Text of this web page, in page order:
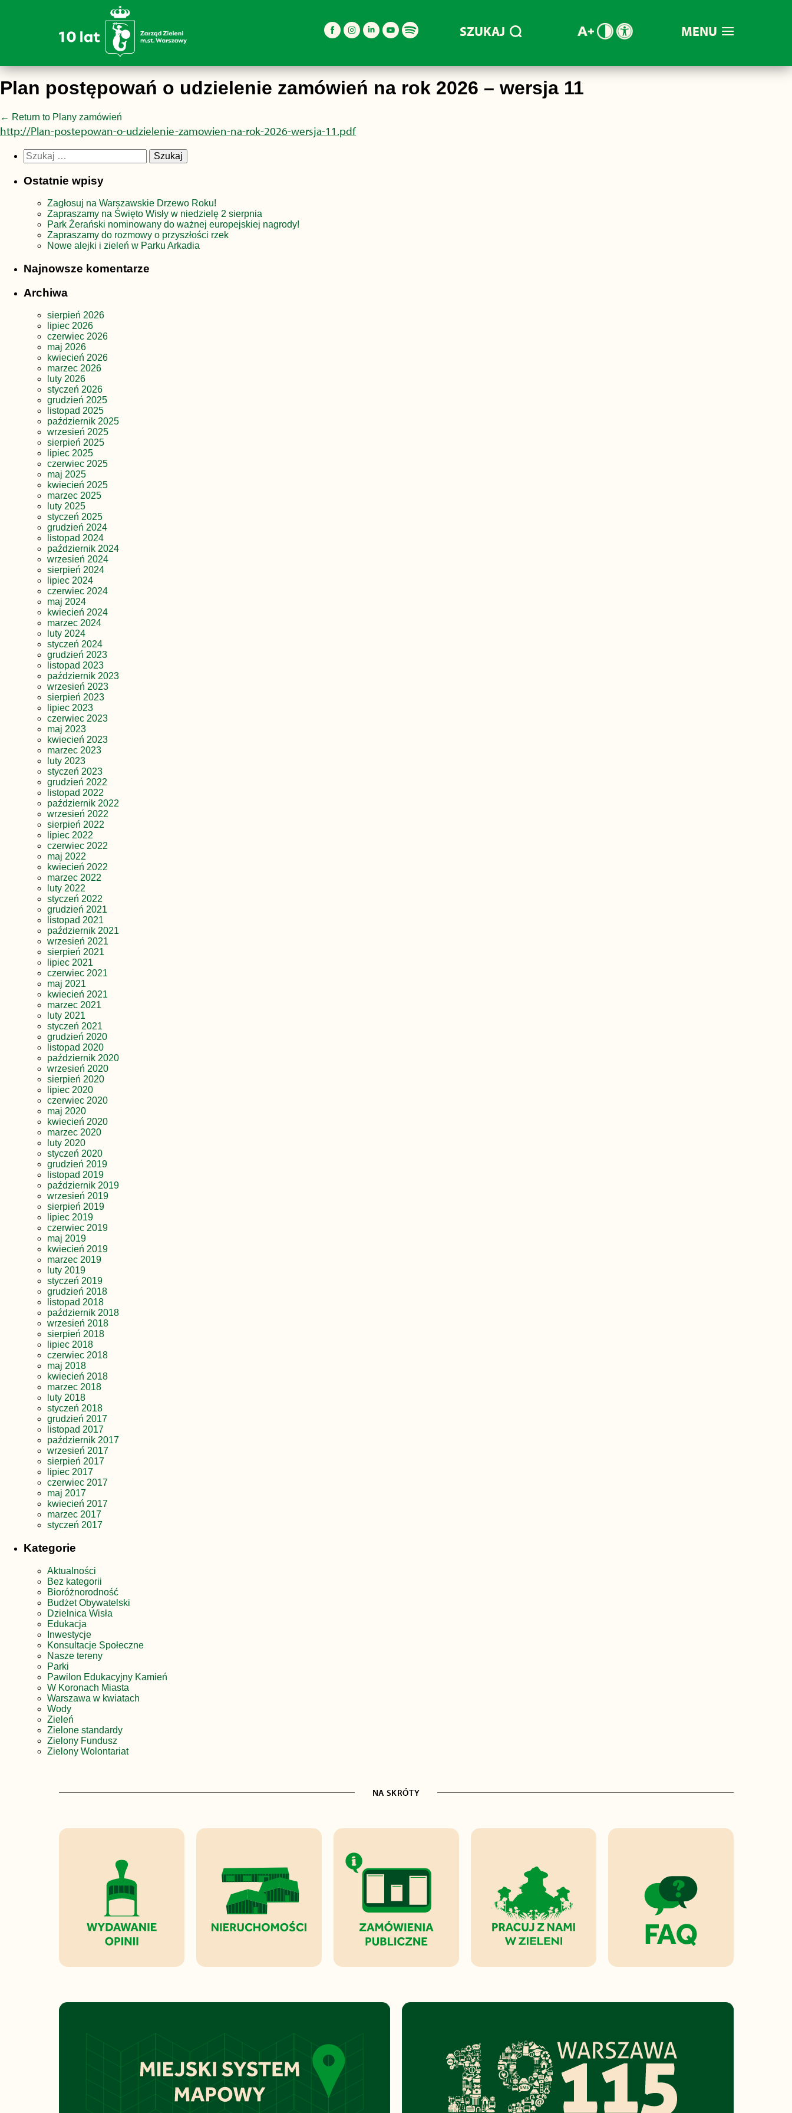
MENU
SZUKAJ
Plan postępowań o udzielenie zamówień na rok 2026 – wersja 11
← Return to Plany zamówień
http://Plan-postepowan-o-udzielenie-zamowien-na-rok-2026-wersja-11.pdf
Szukaj:
Ostatnie wpisy
Zagłosuj na Warszawskie Drzewo Roku!
Zapraszamy na Święto Wisły w niedzielę 2 sierpnia
Park Żerański nominowany do ważnej europejskiej nagrody!
Zapraszamy do rozmowy o przyszłości rzek
Nowe alejki i zieleń w Parku Arkadia
Najnowsze komentarze
Archiwa
sierpień 2026
lipiec 2026
czerwiec 2026
maj 2026
kwiecień 2026
marzec 2026
luty 2026
styczeń 2026
grudzień 2025
listopad 2025
październik 2025
wrzesień 2025
sierpień 2025
lipiec 2025
czerwiec 2025
maj 2025
kwiecień 2025
marzec 2025
luty 2025
styczeń 2025
grudzień 2024
listopad 2024
październik 2024
wrzesień 2024
sierpień 2024
lipiec 2024
czerwiec 2024
maj 2024
kwiecień 2024
marzec 2024
luty 2024
styczeń 2024
grudzień 2023
listopad 2023
październik 2023
wrzesień 2023
sierpień 2023
lipiec 2023
czerwiec 2023
maj 2023
kwiecień 2023
marzec 2023
luty 2023
styczeń 2023
grudzień 2022
listopad 2022
październik 2022
wrzesień 2022
sierpień 2022
lipiec 2022
czerwiec 2022
maj 2022
kwiecień 2022
marzec 2022
luty 2022
styczeń 2022
grudzień 2021
listopad 2021
październik 2021
wrzesień 2021
sierpień 2021
lipiec 2021
czerwiec 2021
maj 2021
kwiecień 2021
marzec 2021
luty 2021
styczeń 2021
grudzień 2020
listopad 2020
październik 2020
wrzesień 2020
sierpień 2020
lipiec 2020
czerwiec 2020
maj 2020
kwiecień 2020
marzec 2020
luty 2020
styczeń 2020
grudzień 2019
listopad 2019
październik 2019
wrzesień 2019
sierpień 2019
lipiec 2019
czerwiec 2019
maj 2019
kwiecień 2019
marzec 2019
luty 2019
styczeń 2019
grudzień 2018
listopad 2018
październik 2018
wrzesień 2018
sierpień 2018
lipiec 2018
czerwiec 2018
maj 2018
kwiecień 2018
marzec 2018
luty 2018
styczeń 2018
grudzień 2017
listopad 2017
październik 2017
wrzesień 2017
sierpień 2017
lipiec 2017
czerwiec 2017
maj 2017
kwiecień 2017
marzec 2017
styczeń 2017
Kategorie
Aktualności
Bez kategorii
Bioróżnorodność
Budżet Obywatelski
Dzielnica Wisła
Edukacja
Inwestycje
Konsultacje Społeczne
Nasze tereny
Parki
Pawilon Edukacyjny Kamień
W Koronach Miasta
Warszawa w kwiatach
Wody
Zieleń
Zielone standardy
Zielony Fundusz
Zielony Wolontariat
NA SKRÓTY